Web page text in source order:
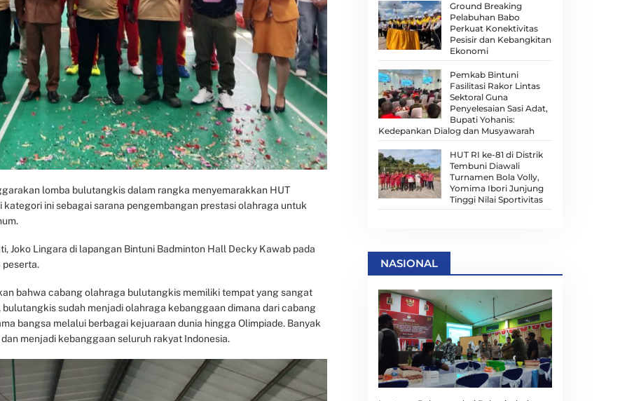
lomba bulutangkis dalam rangka menyemarakkan HUT
ini sebagai sarana pengembangan prestasi olahraga untuk
Joko Lingara di lapangan Bintuni Badminton Hall Decky Kawab pada
peserta.
bahwa cabang olahraga bulutangkis memiliki tempat yang sangat
sudah menjadi olahraga kebanggaan dimana dari cabang
bangsa melalui berbagai kejuaraan dunia hingga Olimpiade. Banyak
menjadi kebanggaan seluruh rakyat Indonesia.
Ground Breaking
Pelabuhan Babo
Perkuat Konektivitas
Pesisir dan Kebangkitan
Ekonomi
Pemkab Bintuni
Fasilitasi Rakor Lintas
Sektoral Guna
Penyelesaian Sasi Adat,
Bupati Yohanis:
Kedepankan Dialog dan Musyawarah
HUT RI ke-81 di Distrik
Tembuni Diawali
Turnamen Bola Volly,
Yomima Ibori Junjung
Tinggi Nilai Sportivitas
NASIONAL